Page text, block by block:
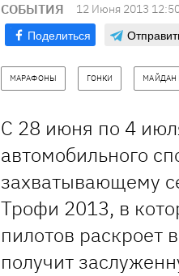
СОБЫТИЯ 12 Июня 2013
Поделиться
МАРАФОНЫ ГОНКИ МАЙДАН
С 28 июня по 4
автомобильного
захватывающему
Трофи 2013, в
пилотов
получит